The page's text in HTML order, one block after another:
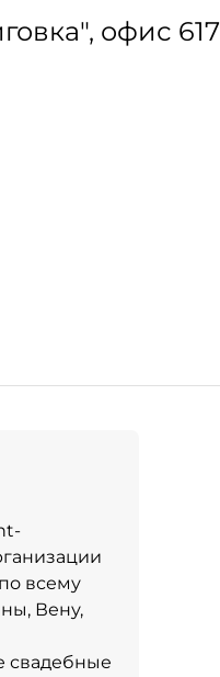
офис 617
всему
Вену,
свадебные